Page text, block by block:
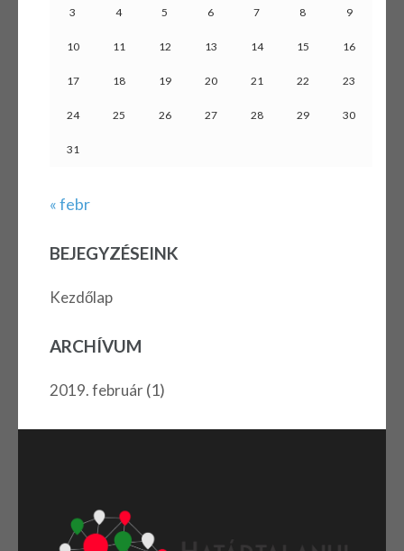
3 4 5 6 7 8 9
10 11 12 13 14 15 16
17 18 19 20 21 22 23
24 25 26 27 28 29 30
31
« febr
BEJEGYZÉSEINK
Kezdőlap
ARCHÍVUM
2019. február(1)